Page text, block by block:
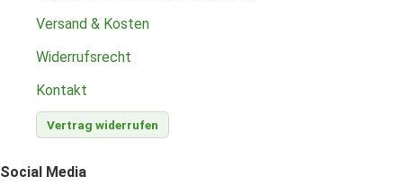
Versand & Kosten
Widerrufsrecht
Kontakt
Vertrag widerrufen
Social Media